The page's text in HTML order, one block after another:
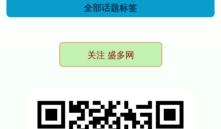
全部话题标签
关注 盛多网